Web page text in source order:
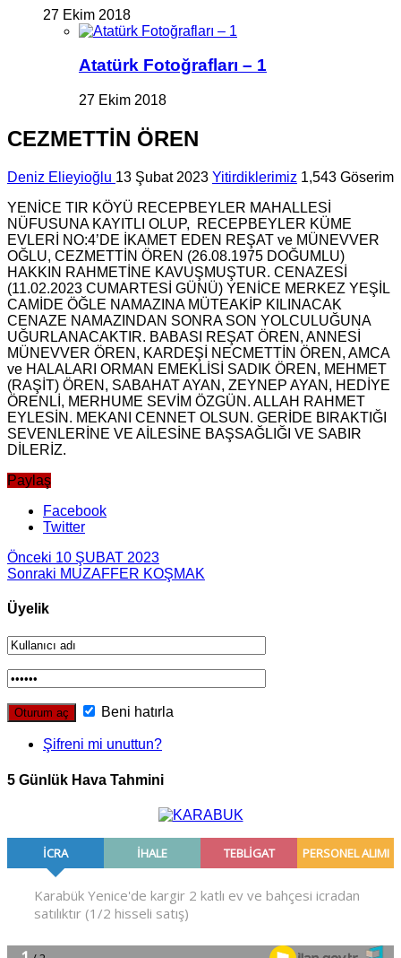
27 Ekim 2018
Atatürk Fotoğrafları – 1
27 Ekim 2018
CEZMETTİN ÖREN
Deniz Elieyioğlu 13 Şubat 2023 Yitirdiklerimiz 1,543 Göserim
YENİCE TIR KÖYÜ RECEPBEYLER MAHALLESİ
NÜFUSUNA KAYITLI OLUP, RECEPBEYLER KÜME
EVLERİ NO:4’DE İKAMET EDEN REŞAT ve MÜNEVVER
OĞLU, CEZMETTİN ÖREN (26.08.1975 DOĞUMLU)
HAKKIN RAHMETİNE KAVUŞMUŞTUR. CENAZESİ
(11.02.2023 CUMARTESİ GÜNÜ) YENİCE MERKEZ YEŞİL
CAMİDE ÖĞLE NAMAZINA MÜTEAKİP KILINACAK
CENAZE NAMAZINDAN SONRA SON YOLCULUĞUNA
UĞURLANACAKTIR. BABASI REŞAT ÖREN, ANNESİ
MÜNEVVER ÖREN, KARDEŞİ NECMETTİN ÖREN, AMCA
ve HALALARI ORMAN EMEKLİSİ SADIK ÖREN, MEHMET
(RAŞİT) ÖREN, SABAHAT AYAN, ZEYNEP AYAN, HEDİYE
ÖRENLİ, MERHUME SEVİM ÖZGÜN. ALLAH RAHMET
EYLESİN. MEKANI CENNET OLSUN. GERİDE BIRAKTIĞI
SEVENLERİNE VE AİLESİNE BAŞSAĞLIĞI VE SABIR
DİLERİZ.
Paylaş
Facebook
Twitter
Önceki 10 ŞUBAT 2023
Sonraki MUZAFFER KOŞMAK
Üyelik
Beni hatırla
Şifreni mi unuttun?
5 Günlük Hava Tahmini